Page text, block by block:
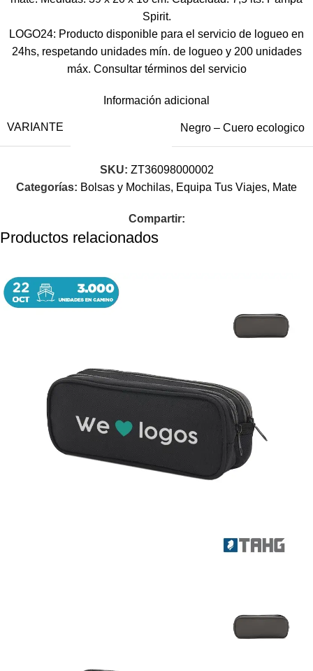
Spirit.
LOGO24: Producto disponible para el servicio de logueo en
24hs, respetando unidades mín. de logueo y 200 unidades
máx. Consultar términos del servicio
Información adicional
VARIANTE Negro – Cuero ecologico
SKU: ZT36098000002
Categorías: Bolsas y Mochilas, Equipa Tus Viajes, Mate
Compartir:
Productos relacionados